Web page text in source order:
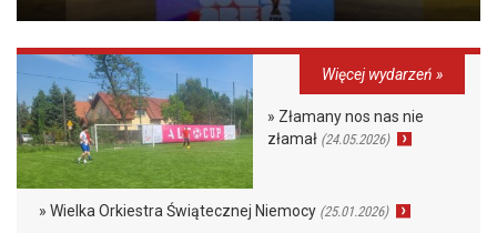
Więcej wydarzeń »
» Złamany nos nas nie
złamał (24.05.2026)
» Wielka Orkiestra Świątecznej Niemocy (25.01.2026)